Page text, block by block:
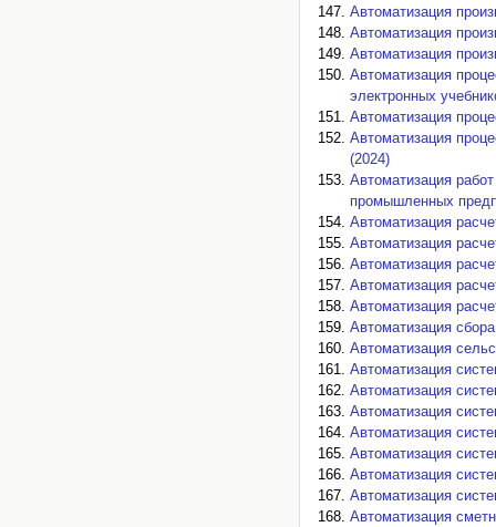
Автоматизация
Автоматизация
Автоматизация
Автоматизация
электронных
Автоматизация
Автоматизация
(2024)
Автоматизация
промышленных
Автоматизация
Автоматизация
Автоматизация
Автоматизация
Автоматизация
Автоматизация
Автоматизация
Автоматизация
Автоматизация
Автоматизация
Автоматизация
Автоматизация
Автоматизация
Автоматизация
Автоматизация